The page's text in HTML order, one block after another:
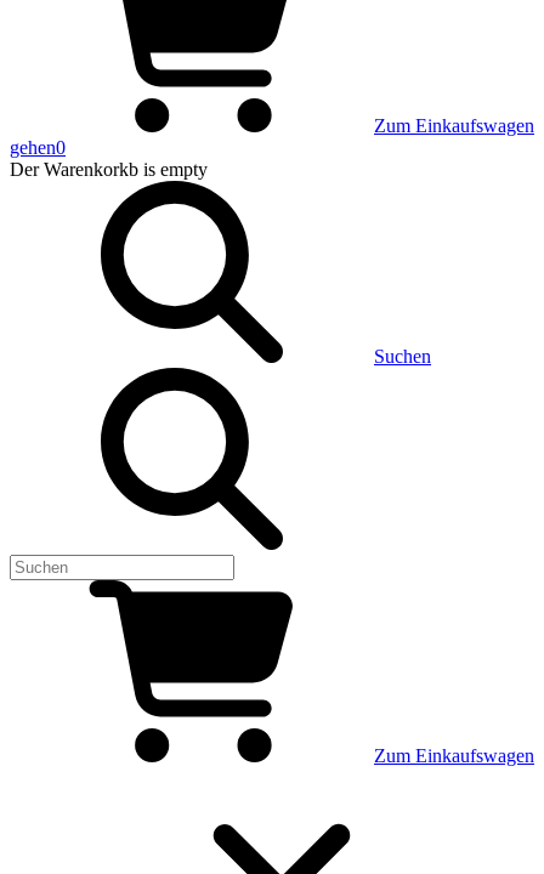
Zum Einkaufswagen
gehen0
Der Warenkorkb is empty
Suchen
Zum Einkaufswagen